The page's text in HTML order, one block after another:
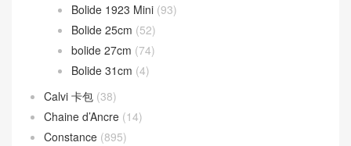
Bolide 1923 Mini (93)
Bolide 25cm (52)
bolide 27cm (74)
Bolide 31cm (4)
Calvi 卡包 (38)
Chaine d’Ancre (14)
Constance (895)